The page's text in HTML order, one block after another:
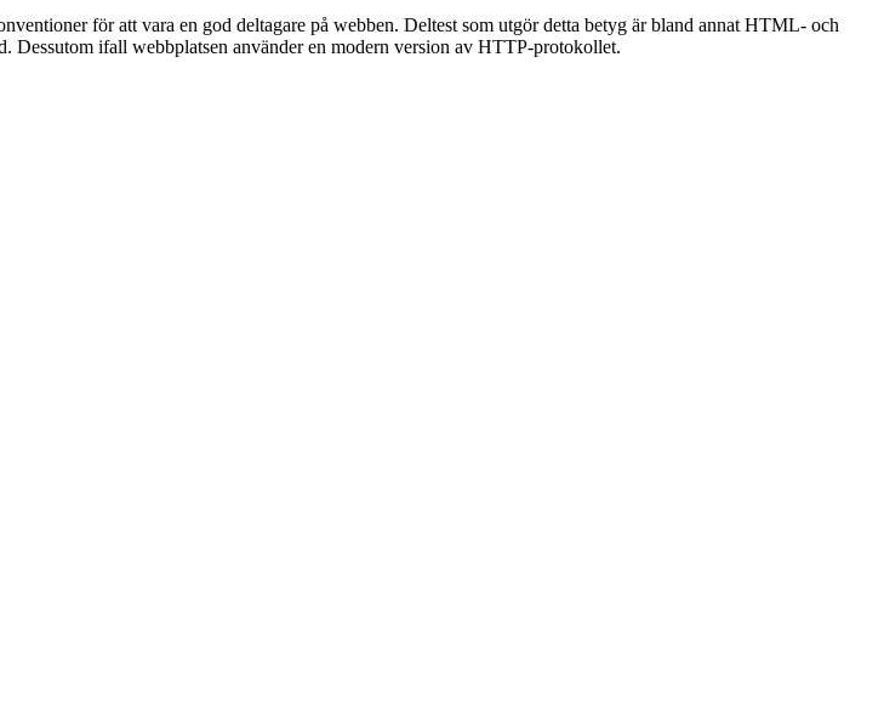
för att vara en god deltagare på webben. Deltest som utgör detta betyg är bland annat HTML- och
Dessutom ifall webbplatsen använder en modern version av HTTP-protokollet.